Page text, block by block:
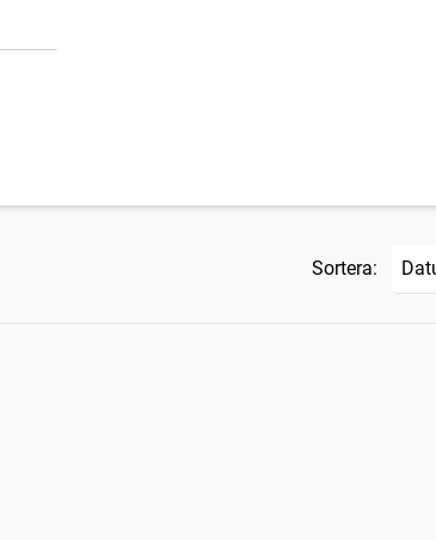
Sortera: